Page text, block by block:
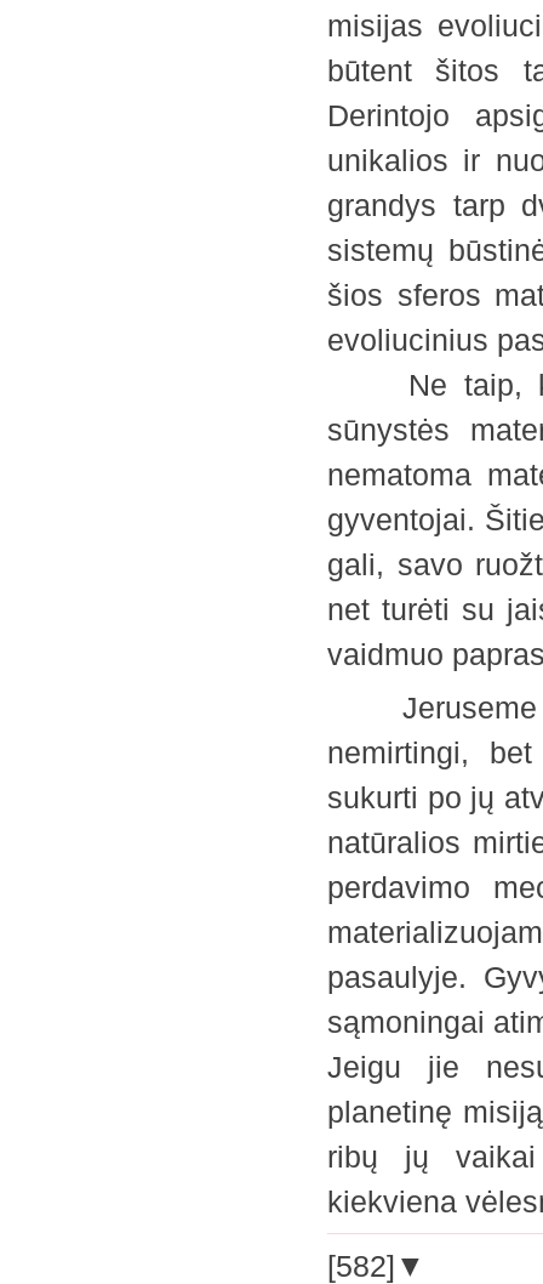
misijas
būtent šitos
Derintojo
unikalios ir
grandys tarp
sistemų
šios sferos
evoliucinius
Ne taip,
sūnystės
nematoma
gyventojai.
gali, savo
net turėti su
vaidmuo
Jeruseme
nemirtingi,
sukurti po jų
natūralios
perdavimo
pasaulyje.
sąmoningai
Jeigu jie
planetinę
ribų jų vaikai
kiekviena
[582]▼